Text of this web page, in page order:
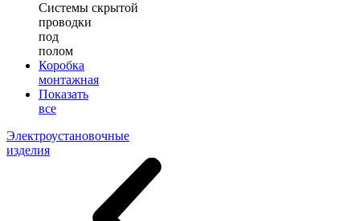
Системы скрытой
проводки
под
полом
Коробка
монтажная
Показать
все
Электроустановочные
изделия